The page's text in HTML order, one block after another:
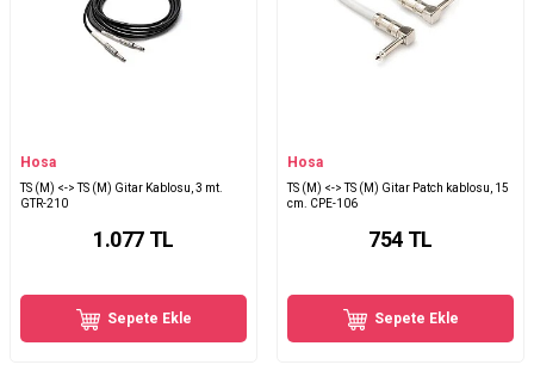
Hosa
TS (M) <-> TS (M) Gitar Kablosu, 3 mt.
GTR-210
1.077 TL
Sepete Ekle
Hosa
TS (M) <-> TS (M) Gitar Patch kablosu, 15
cm. CPE-106
754 TL
Sepete Ekle